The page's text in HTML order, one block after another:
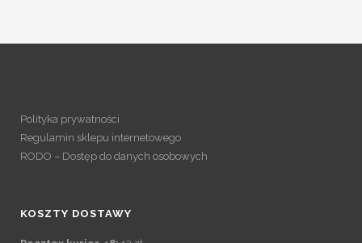
Polityka prywatności
Regulamin sklepu internetowego
RODO – Dostęp do danych osobowych
KOSZTY DOSTAWY